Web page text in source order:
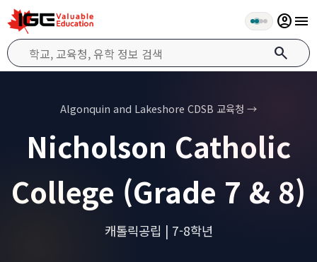
search
account_circlemenu
Algonquin and Lakeshore CDSB 교육청 →
Nicholson Catholic
College (Grade 7 & 8)
캐톨릭공립 | 7-8학년